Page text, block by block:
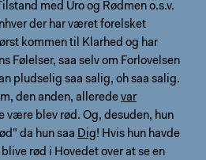
med Uro og Rødmen o.s.v.
der har været forelsket
kommen til Klarhed og har
Følelser, saa selv om Forlovelsen
pludselig saa salig, oh saa salig.
den anden, allerede var
være blev rød. Og, desuden, hun
da hun saa Dig! Hvis hun havde
rød i Hovedet over at se en